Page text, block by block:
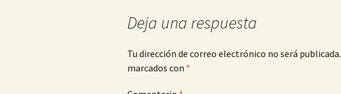
Deja una respuesta
Tu dirección de correo electrónico no será publicada.
marcados con *